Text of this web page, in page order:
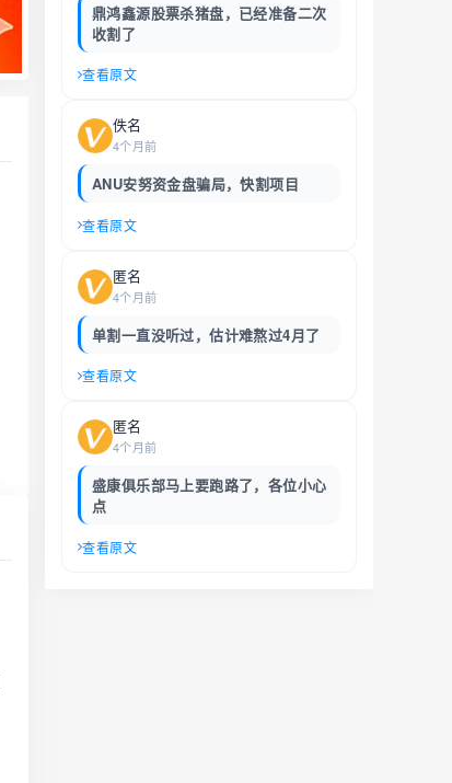
鼎鸿鑫源股票杀猪盘，已经准备二次
收割了
查看原文
佚名
4个月前
ANU安努资金盘骗局，快割项目
查看原文
匿名
4个月前
单割一直没听过，估计难熬过4月了
查看原文
匿名
4个月前
盛康俱乐部马上要跑路了，各位小心
点
查看原文